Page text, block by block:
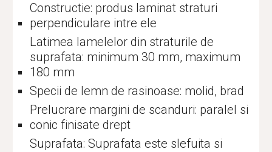
Constructie: produs laminat straturi
perpendiculare intre ele
Latimea lamelelor din straturile de
suprafata: minimum 30 mm, maximum
180 mm
Specii de lemn de rasinoase: molid, brad
Prelucrare margini de scanduri: paralel si
conic finisate drept
Suprafata: Suprafata este slefuita si